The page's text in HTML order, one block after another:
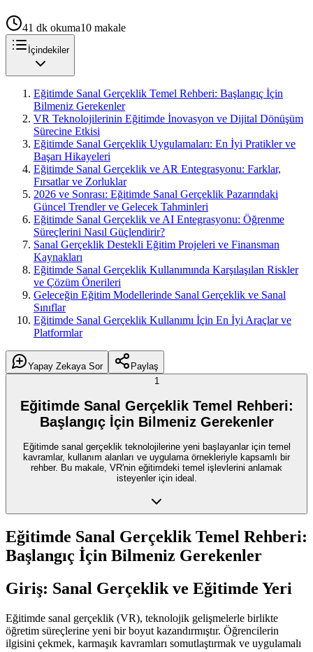
41 dk okuma10 makale
İçindekiler
Eğitimde Sanal Gerçeklik Temel Rehberi: Başlangıç İçin
Bilmeniz Gerekenler
VR Teknolojilerinin Eğitimde İnovasyon ve Dijital Dönüşüm
Sürecine Etkisi
Eğitimde Sanal Gerçeklik Uygulamaları: En İyi Pratikler ve
Başarı Hikayeleri
Eğitimde Sanal Gerçeklik ve AR Entegrasyonu: Farklar,
Fırsatlar ve Zorluklar
2026 ve Sonrası: Eğitimde Sanal Gerçeklik Pazarındaki
Güncel Trendler ve Gelecek Tahminleri
Eğitimde Sanal Gerçeklik ve AI Entegrasyonu: Öğrenme
Süreçlerini Nasıl Güçlendirir?
Sanal Gerçeklik Destekli Eğitim Projeleri ve Finansman
Kaynakları
Eğitimde Sanal Gerçeklik Kullanımında Karşılaşılan Riskler
ve Çözüm Önerileri
Geleceğin Eğitim Modellerinde Sanal Gerçeklik ve Sanal
Sınıflar
Eğitimde Sanal Gerçeklik Kullanımı İçin En İyi Araçlar ve
Platformlar
Yapay Zekaya Sor
Paylaş
1
Eğitimde Sanal Gerçeklik Temel Rehberi:
Başlangıç İçin Bilmeniz Gerekenler
Eğitimde sanal gerçeklik teknolojilerine yeni başlayanlar için temel
kavramlar, kullanım alanları ve uygulama örnekleriyle kapsamlı bir
rehber. Bu makale, VR'nin eğitimdeki temel işlevlerini anlamak
isteyenler için ideal.
Eğitimde Sanal Gerçeklik Temel Rehberi:
Başlangıç İçin Bilmeniz Gerekenler
Giriş: Sanal Gerçeklik ve Eğitimde Yeri
Eğitimde sanal gerçeklik (VR), teknolojik gelişmelerle birlikte
öğretim süreçlerine yeni bir boyut kazandırmıştır. Öğrencilerin
ilgisini çekmek, karmaşık kavramları somutlaştırmak ve uygulamalı